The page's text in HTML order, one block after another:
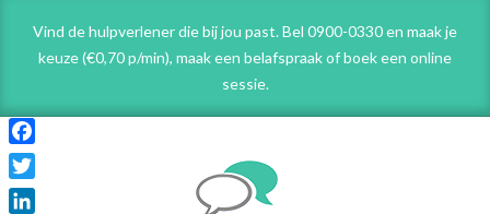
content
Vind de hulpverlener die bij jou past. Bel 0900-0330 en maak je
keuze (€0,70 p/min), maak een belafspraakof boek een online
sessie.
Facebook
Twitter